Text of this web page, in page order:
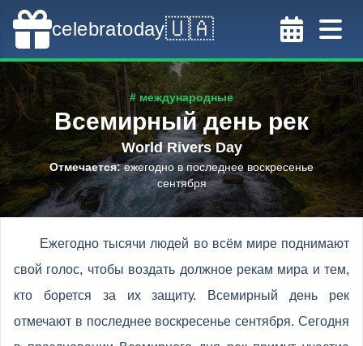
celebratoday🇺🇦
# международные
Всемирный день рек
World Rivers Day
Отмечается:ежегодно в последнее воскресенье
сентября
Ежегодно тысячи людей во всём мире поднимают
свой голос, чтобы воздать должное рекам мира и тем,
кто борется за их защиту. Всемирный день рек
отмечают в последнее воскресенье сентября. Сегодня